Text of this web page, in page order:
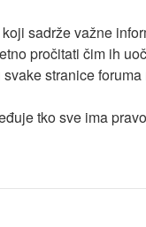
sadrže važne
pročitati čim ih
stranice foruma
tko sve ima